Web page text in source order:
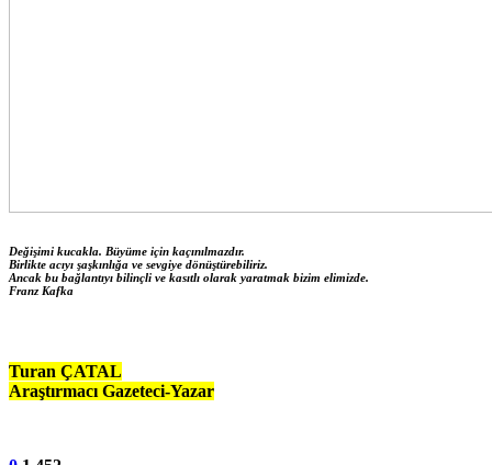
Değişimi kucakla. Büyüme için kaçınılmazdır.
Birlikte acıyı şaşkınlığa ve sevgiye dönüştürebiliriz.
Ancak bu bağlantıyı bilinçli ve kasıtlı olarak yaratmak bizim elimizde.
Franz Kafka
Turan ÇATAL
Araştırmacı Gazeteci-Yazar